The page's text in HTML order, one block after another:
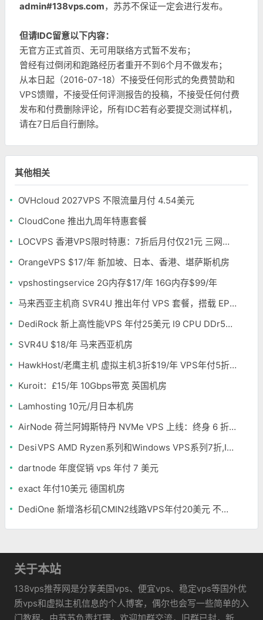
admin#138vps.com，苏苏不保证一定会进行发布。
但请IDC留意以下内容：
无官方正式首页、无可用联络方式暂不发布；
曾经有过倒闭和跑路经历者重开不到6个月不做发布；
从本日起（2016-07-18）不接受任何形式的免费赞助和
VPS馈赠，不接受任何评测报告的投稿，不接受任何付费
发布和付费删除评论，所有IDC若有必要提交测试样机，
请在7日后自行删除。
其他相关
OVHcloud 2027VPS 不限流量月付 4.54美元
CloudCone 推出九周年特惠套餐
LOCVPS 香港VPS限时特惠：7折后月付仅21元 三网优化BGP线路 可选原生IP
OrangeVPS $17/年 新加坡、日本、香港、堪萨斯机房
vpshostingservice 2G内存$17/年 16G内存$99/年
马来西亚主机商 SVR4U 推出年付 VPS 套餐，搭载 EPYC/至强铂金，支持支付宝
DediRock 新上高性能VPS 年付25美元 I9 CPU DDr5内存 纽约机房
SVR4U $18/年 马来西亚机房
HawkHost/老鹰主机 虚拟主机3折$19/年 VPS年付5折$25/年
Kuroit：£15/年 10Gbps带宽 英国机房
Lamhosting 10元/月日本机房
AirNode 荷兰阿姆斯特丹 NVMe VPS 上线：终身 6 折，€1.99/月起，2.5Tbit/s DDoS 防护
DesiVPS AMD Ryzen系列和Windows VPS系列7折,Intel系列年付11.6美元
dartnode 年度促销 vps 年付 7 美元
exact 年付10美元 德国机房
DediOne 新增洛杉矶CMIN2线路VPS年付20美元 不限流量
关于本站
138vps推荐网是分享美国vps、便宜vps、稳定vps等国外优
质vps和虚拟主机信息的个人博客，偶尔也会写一些简单的入